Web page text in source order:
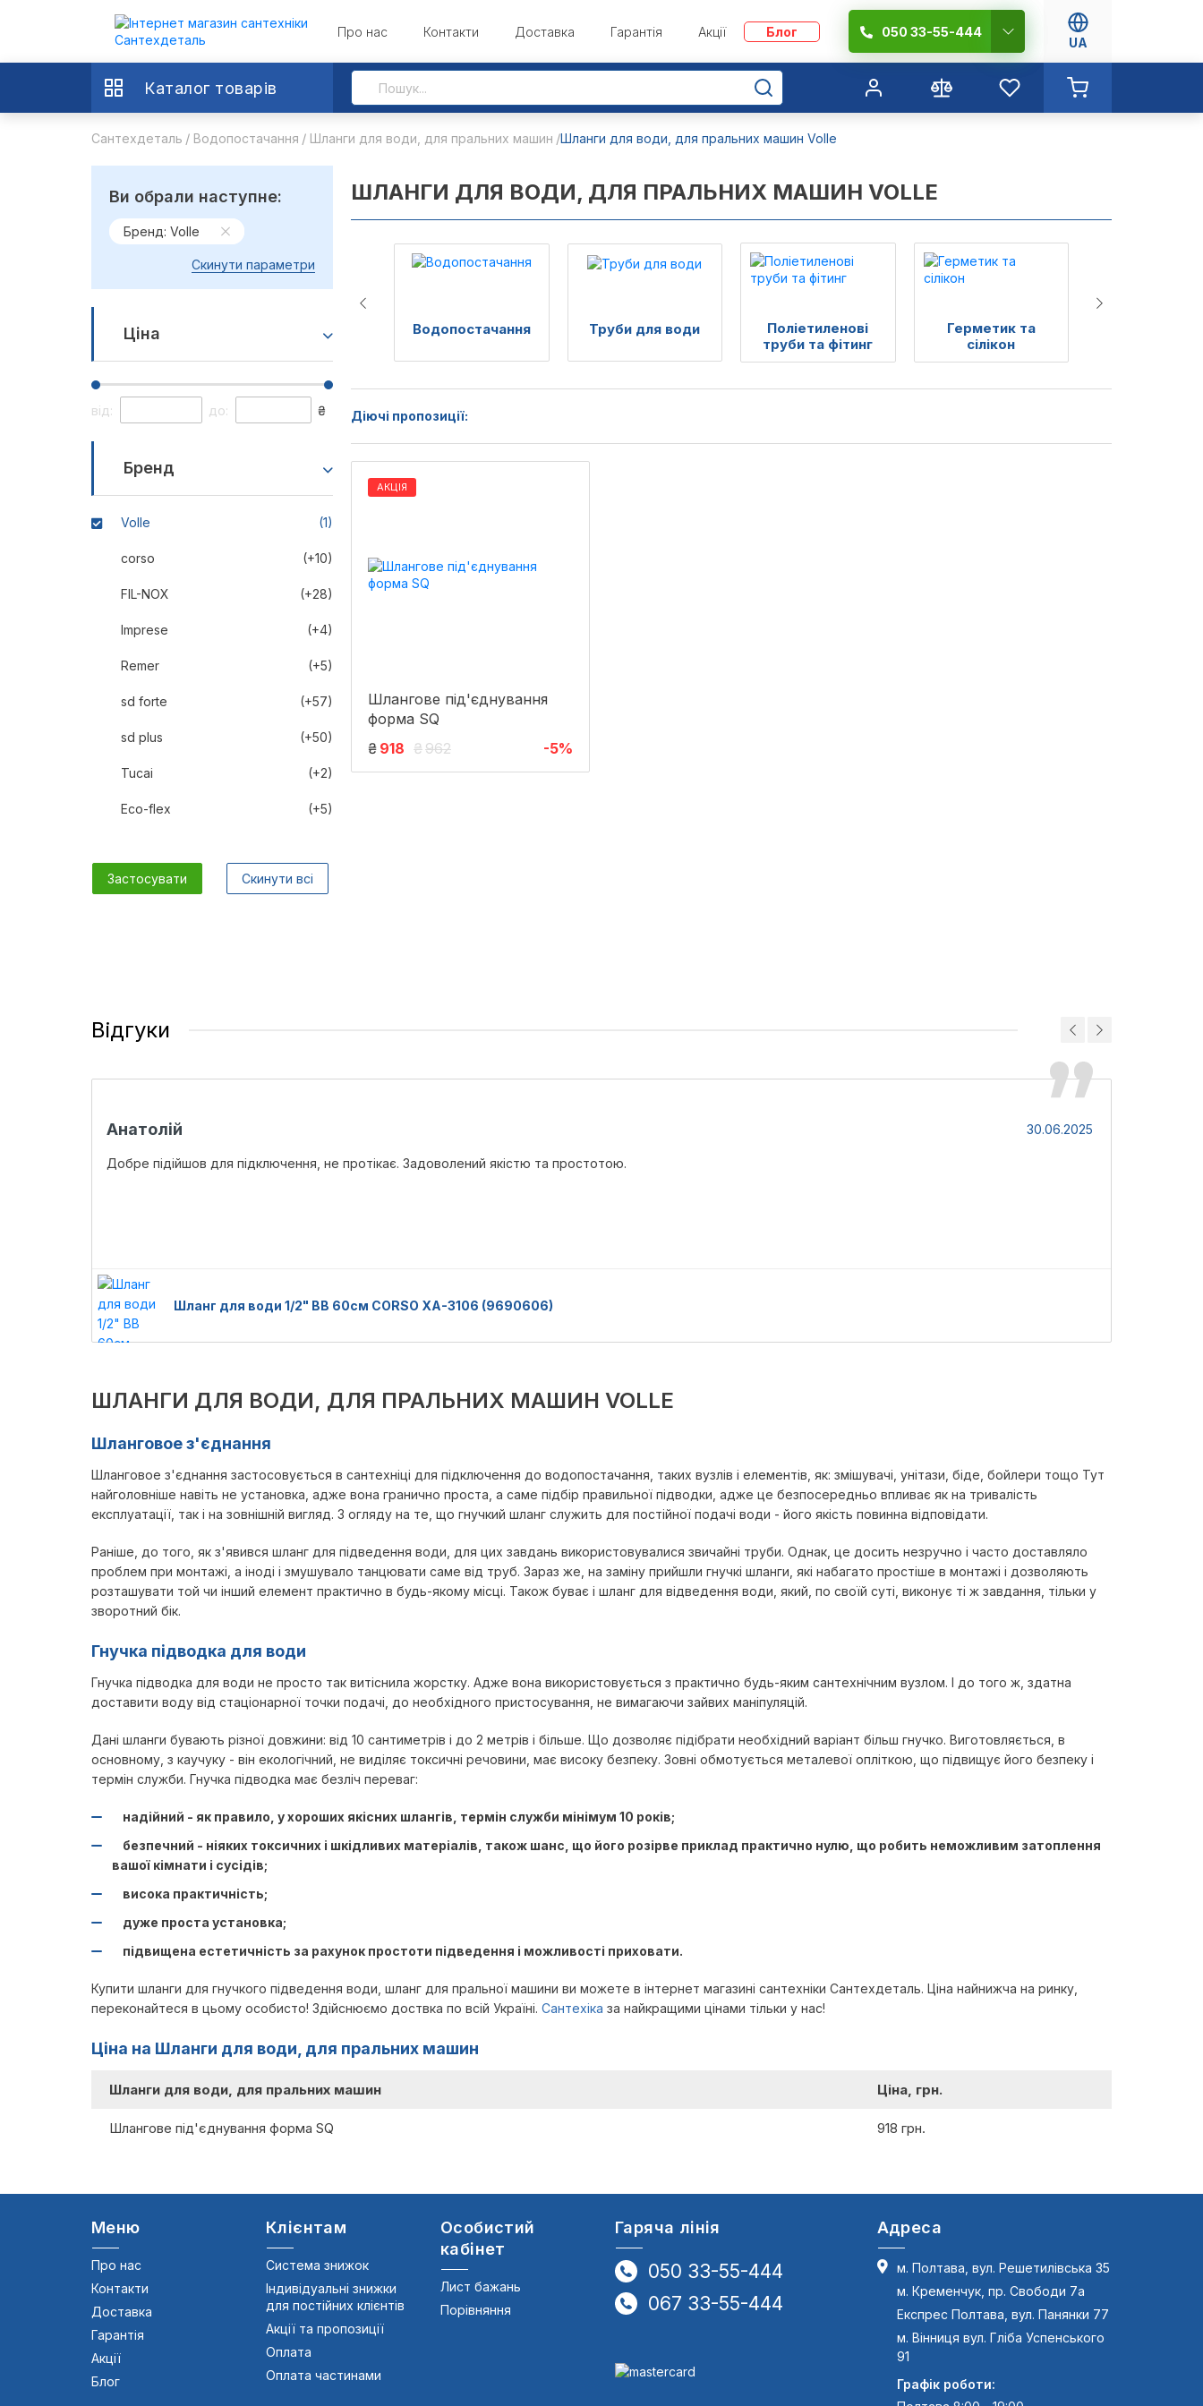
Про нас Контакти Доставка Гарантія Акції Блог 050 33-55-444
UA
Каталог товарів
Сантехдеталь Водопостачання Шланги для води, для пральних машин Шланги для води, для пральних машин Volle
Ви обрали наступне:
Бренд: Volle
Скинути параметри
Ціна
від: до: ₴
Бренд
Volle (1)
corso (+10)
FIL-NOX (+28)
Imprese (+4)
Remer (+5)
sd forte (+57)
sd plus (+50)
Tucai (+2)
Eco-flex (+5)
Застосувати Скинути всі
ШЛАНГИ ДЛЯ ВОДИ, ДЛЯ ПРАЛЬНИХ МАШИН VOLLE
Водопостачання Труби для води
Поліетиленові
труби та фітинг
Герметик та
сілікон
Діючі пропозиції:
АКЦІЯ
Шлангове під'єднування
форма SQ
₴ 918 ₴962 -5%
Відгуки
Анатолій 30.06.2025
Добре підійшов для підключення, не протікає. Задоволений якістю та простотою.
Шланг для води 1/2" ВВ 60см CORSO XA-3106 (9690606)
ШЛАНГИ ДЛЯ ВОДИ, ДЛЯ ПРАЛЬНИХ МАШИН VOLLE
Шланговое з'єднання
Шланговое з'єднання застосовується в сантехніці для підключення до водопостачання, таких вузлів і елементів, як: змішувачі, унітази, біде, бойлери тощо Тут
найголовніше навіть не установка, адже вона гранично проста, а саме підбір правильної підводки, адже це безпосередньо впливає як на тривалість
експлуатації, так і на зовнішній вигляд. З огляду на те, що гнучкий шланг служить для постійної подачі води - його якість повинна відповідати.
Раніше, до того, як з'явився шланг для підведення води, для цих завдань використовувалися звичайні труби. Однак, це досить незручно і часто доставляло
проблем при монтажі, а іноді і змушувало танцювати саме від труб. Зараз же, на заміну прийшли гнучкі шланги, які набагато простіше в монтажі і дозволяють
розташувати той чи інший елемент практично в будь-якому місці. Також буває і шланг для відведення води, який, по своїй суті, виконує ті ж завдання, тільки у
зворотний бік.
Гнучка підводка для води
Гнучка підводка для води не просто так витіснила жорстку. Адже вона використовується з практично будь-яким сантехнічним вузлом. І до того ж, здатна
доставити воду від стаціонарної точки подачі, до необхідного пристосування, не вимагаючи зайвих маніпуляцій.
Дані шланги бувають різної довжини: від 10 сантиметрів і до 2 метрів і більше. Що дозволяє підібрати необхідний варіант більш гнучко. Виготовляється, в
основному, з каучуку - він екологічний, не виділяє токсичні речовини, має високу безпеку. Зовні обмотується металевої опліткою, що підвищує його безпеку і
термін служби. Гнучка підводка має безліч переваг:
надійний - як правило, у хороших якісних шлангів, термін служби мінімум 10 років;
безпечний - ніяких токсичних і шкідливих матеріалів, також шанс, що його розірве приклад практично нулю, що робить неможливим затоплення
вашої кімнати і сусідів;
висока практичність;
дуже проста установка;
підвищена естетичність за рахунок простоти підведення і можливості приховати.
Купити шланги для гнучкого підведення води, шланг для пральної машини ви можете в інтернет магазині сантехніки Сантехдеталь. Ціна найнижча на ринку,
переконайтеся в цьому особисто! Здійснюємо доствка по всій Україні. Сантехіка за найкращими цінами тільки у нас!
Ціна на Шланги для води, для пральних машин
Шланги для води, для пральних машин Ціна, грн.
Шлангове під'єднування форма SQ 918 грн.
Меню
Про нас
Контакти
Доставка
Гарантія
Акції
Блог
Клієнтам
Система знижок
Індивідуальні знижки
для постійних клієнтів
Акції та пропозиції
Оплата
Оплата частинами
Особистий
кабінет
Лист бажань
Порівняння
Гаряча лінія
050 33-55-444
067 33-55-444
Адреса
м. Полтава, вул. Решетилівська 35
м. Кременчук, пр. Свободи 7а
Експрес Полтава, вул. Панянки 77
м. Вінниця вул. Гліба Успенського
91
Графік роботи: